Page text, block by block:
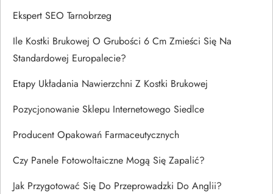
Ekspert SEO Tarnobrzeg
Ile Kostki Brukowej O Grubości 6 Cm Zmieści Się Na
Standardowej Europalecie?
Etapy Układania Nawierzchni Z Kostki Brukowej
Pozycjonowanie Sklepu Internetowego Siedlce
Producent Opakowań Farmaceutycznych
Czy Panele Fotowoltaiczne Mogą Się Zapalić?
Jak Przygotować Się Do Przeprowadzki Do Anglii?